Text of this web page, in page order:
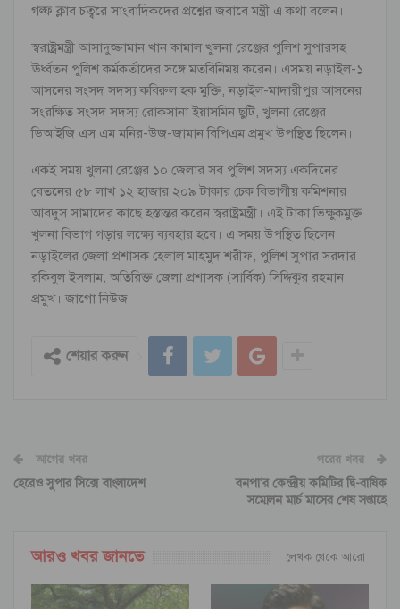
গল্ফ ক্লাব চত্বরে সাংবাদিকদের প্রশ্নের জবাবে মন্ত্রী এ কথা বলেন।
স্বরাষ্ট্রমন্ত্রী আসাদুজ্জামান খান কামাল খুলনা রেঞ্জের পুলিশ সুপারসহ
ঊর্ধ্বতন পুলিশ কর্মকর্তাদের সঙ্গে মতবিনিময় করেন। এসময় নড়াইল-১
আসনের সংসদ সদস্য কবিরুল হক মুক্তি, নড়াইল-মাদারীপুর আসনের
সংরক্ষিত সংসদ সদস্য রোকসানা ইয়াসমিন ছুটি, খুলনা রেঞ্জের
ডিআইজি এস এম মনির-উজ-জামান বিপিএম প্রমুখ উপস্থিত ছিলেন।
একই সময় খুলনা রেঞ্জের ১০ জেলার সব পুলিশ সদস্য একদিনের
বেতনের ৫৮ লাখ ১২ হাজার ২০৯ টাকার চেক বিভাগীয় কমিশনার
আবদুস সামাদের কাছে হস্তান্তর করেন স্বরাষ্ট্রমন্ত্রী। এই টাকা ভিক্ষুকমুক্ত
খুলনা বিভাগ গড়ার লক্ষ্যে ব্যবহার হবে। এ সময় উপস্থিত ছিলেন
নড়াইলের জেলা প্রশাসক হেলাল মাহমুদ শরীফ, পুলিশ সুপার সরদার
রকিবুল ইসলাম, অতিরিক্ত জেলা প্রশাসক (সার্বিক) সিদ্দিকুর রহমান
প্রমুখ। জাগো নিউজ
শেয়ার করুন
আগের খবর
হেরেও সুপার সিক্সে বাংলাদেশ
পরের খবর
বনপা’র কেন্দ্রীয় কমিটির দ্বি-বাষিক
সম্মেলন মার্চ মাসের শেষ সপ্তাহে
আরও খবর জানতে লেখক থেকে আরো